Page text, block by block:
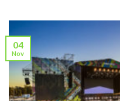
04
Nov